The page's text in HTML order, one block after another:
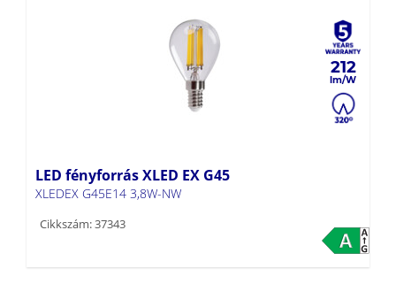
212
LED fényforrás XLED EX G45
XLEDEX G45E14 3,8W-NW
Cikkszám: 37343